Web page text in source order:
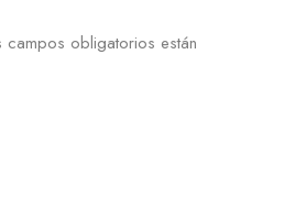
campos obligatorios están